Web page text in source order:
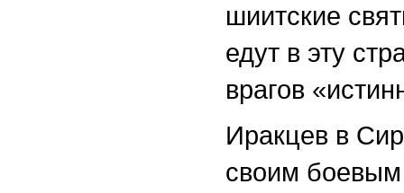
шиитские
едут в эту
врагов
Иракцев в
своим боевым